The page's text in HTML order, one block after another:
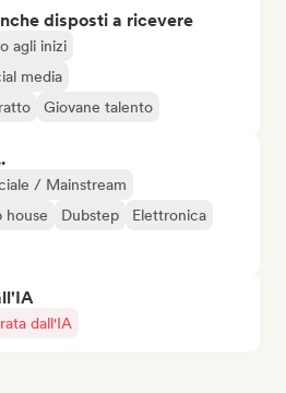
disposti a ricevere
agli inizi
media
Giovane talento
/ Mainstream
house Dubstep
Elettronica
dall'IA